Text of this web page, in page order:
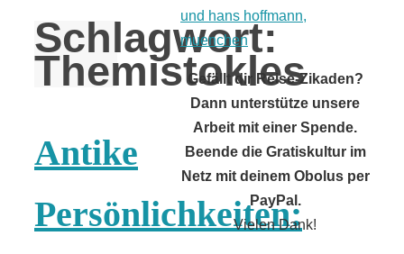
Schlagwort:
Themistokles
Antike
Persönlichkeiten:
Gefällt dir Reise-Zikaden?
Dann unterstütze unsere
Arbeit mit einer Spende.
Beende die Gratiskultur im
Netz mit deinem Obolus per
PayPal.
Vielen Dank!